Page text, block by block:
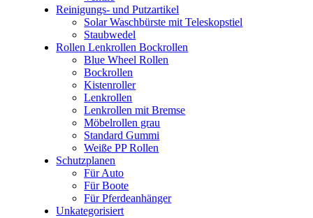
Reinigungs- und Putzartikel
Solar Waschbürste mit Teleskopstiel
Staubwedel
Rollen Lenkrollen Bockrollen
Blue Wheel Rollen
Bockrollen
Kistenroller
Lenkrollen
Lenkrollen mit Bremse
Möbelrollen grau
Standard Gummi
Weiße PP Rollen
Schutzplanen
Für Auto
Für Boote
Für Pferdeanhänger
Unkategorisiert